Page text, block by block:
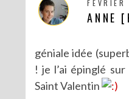
ANNE
géniale idée
! je l’ai épinglé
Saint Valentin